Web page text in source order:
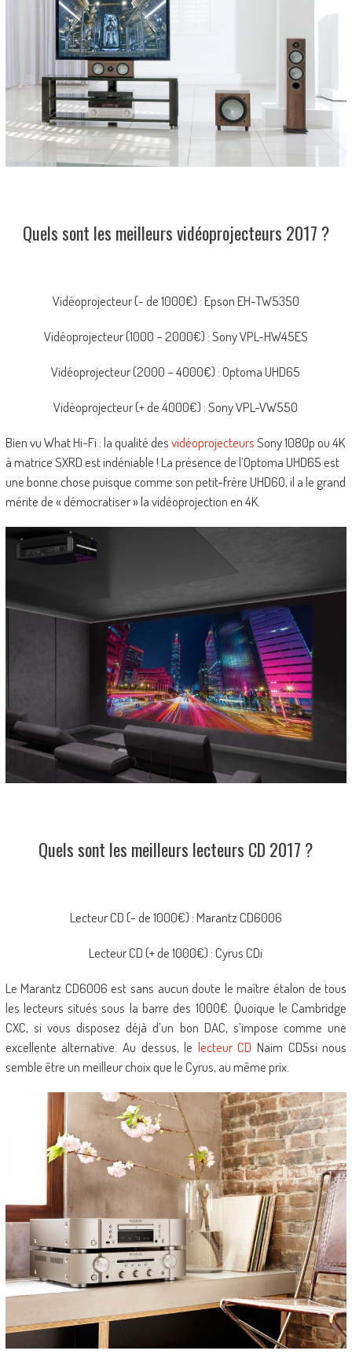
Quels sont les meilleurs vidéoprojecteurs 2017 ?
Vidéoprojecteur (- de 1000€) : Epson EH-TW5350
Vidéoprojecteur (1000 – 2000€) : Sony VPL-HW45ES
Vidéoprojecteur (2000 – 4000€) : Optoma UHD65
Vidéoprojecteur (+ de 4000€) : Sony VPL-VW550
Bien vu What Hi-Fi : la qualité desvidéoprojecteursSony 1080p ou 4K
à matrice SXRD est indéniable ! La présence de l’Optoma UHD65 est
une bonne chose puisque comme son petit-frère UHD60, il a le grand
mérite de « démocratiser » la vidéoprojection en 4K.
Quels sont les meilleurs lecteurs CD 2017 ?
Lecteur CD (- de 1000€) : Marantz CD6006
Lecteur CD (+ de 1000€) : Cyrus CDi
Le Marantz CD6006 est sans aucun doute le maître étalon de tous
les lecteurs situés sous la barre des 1000€. Quoique le Cambridge
CXC, si vous disposez déjà d’un bon DAC, s’impose comme une
excellente alternative. Au dessus, le lecteur CD Naim CD5si nous
semble être un meilleur choix que le Cyrus, au même prix.